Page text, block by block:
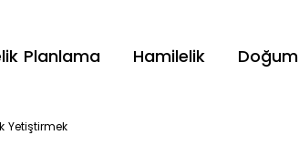
Planlama Hamilelik Doğum
Yetiştirmek